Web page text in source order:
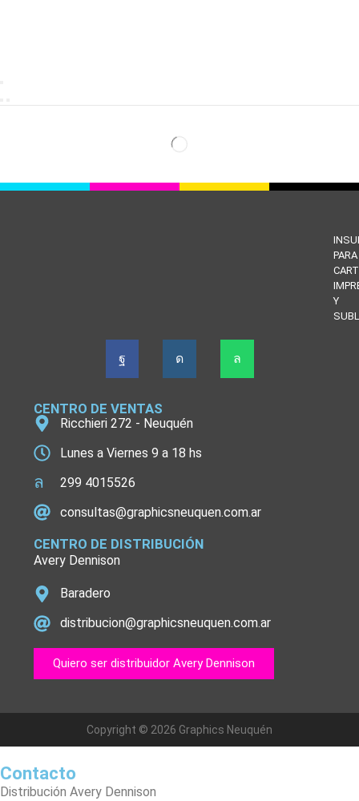
PARA
Y
CENTRO DE VENTAS
Ricchieri 272 - Neuquén
Lunes a Viernes 9 a 18 hs
299 4015526
consultas@graphicsneuquen.com.ar
CENTRO DE DISTRIBUCIÓN
Avery Dennison
Baradero
distribucion@graphicsneuquen.com.ar
Quiero ser distribuidor Avery Dennison
Copyright © 2026 Graphics Neuquén
Contacto
Distribución Avery Dennison